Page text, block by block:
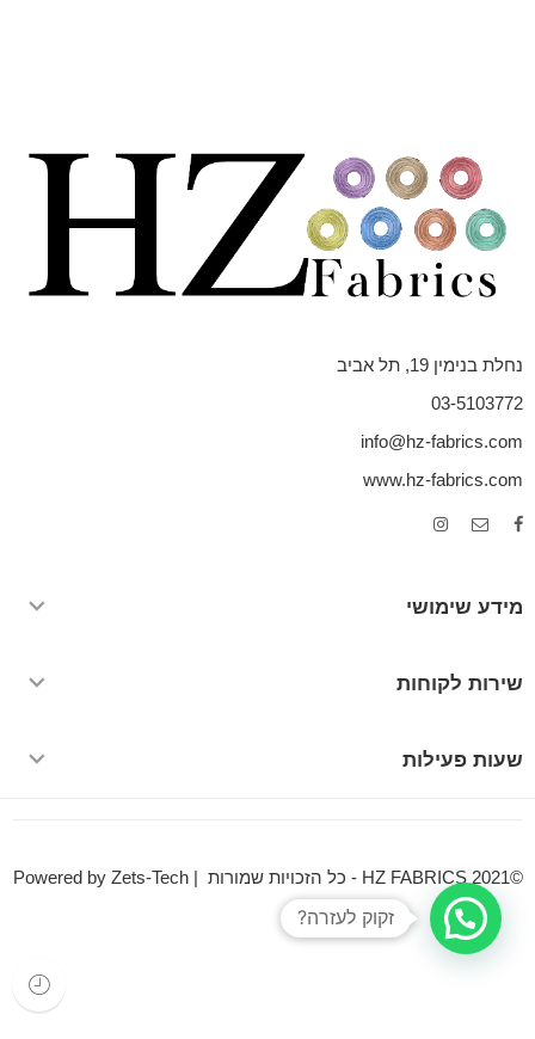
נחלת בנימין 19, תל אביב
03-5103772
info@hz-fabrics.com
www.hz-fabrics.com
מידע שימושי
שירות לקוחות
שעות פעילות
©HZ FABRICS 2021 - כל הזכויות שמורות | Powered by Zets-Tech
זקוק לעזרה?